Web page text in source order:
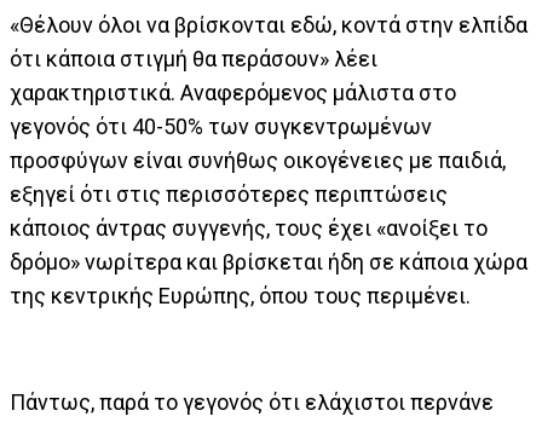
«Θέλουν όλοι να βρίσκονται εδώ, κοντά στην ελπίδα
ότι κάποια στιγμή θα περάσουν» λέει
χαρακτηριστικά. Αναφερόμενος μάλιστα στο
γεγονός ότι 40-50% των συγκεντρωμένων
προσφύγων είναι συνήθως οικογένειες με παιδιά,
εξηγεί ότι στις περισσότερες περιπτώσεις
κάποιος άντρας συγγενής, τους έχει «ανοίξει το
δρόμο» νωρίτερα και βρίσκεται ήδη σε κάποια χώρα
της κεντρικής Ευρώπης, όπου τους περιμένει.
Πάντως, παρά το γεγονός ότι ελάχιστοι περνάνε